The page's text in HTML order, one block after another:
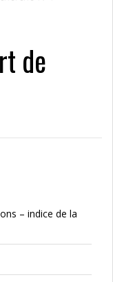
de
– indice de la